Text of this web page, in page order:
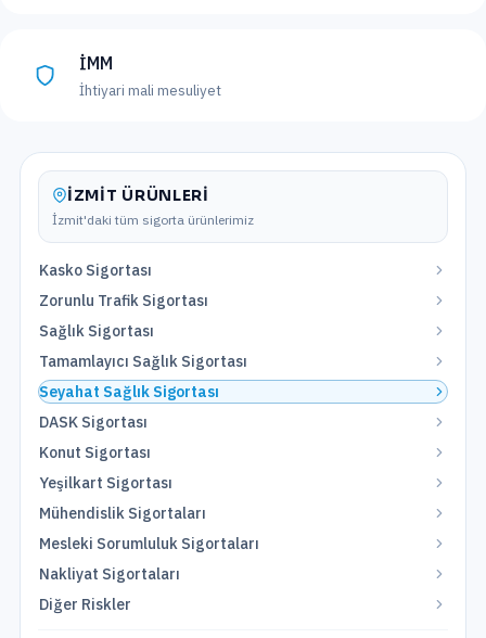
İMM
İhtiyari mali mesuliyet
İZMIT ÜRÜNLERI
İzmit'daki tüm sigorta ürünlerimiz
Kasko Sigortası
Zorunlu Trafik Sigortası
Sağlık Sigortası
Tamamlayıcı Sağlık Sigortası
Seyahat Sağlık Sigortası
DASK Sigortası
Konut Sigortası
Yeşilkart Sigortası
Mühendislik Sigortaları
Mesleki Sorumluluk Sigortaları
Nakliyat Sigortaları
Diğer Riskler